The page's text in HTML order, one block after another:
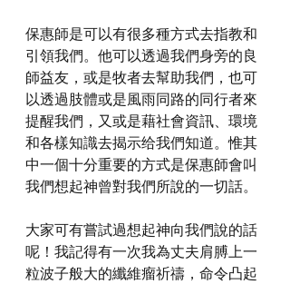
保惠師是可以有很多種方式去指教和
引領我們。他可以透過我們身旁的良
師益友，或是牧者去幫助我們，也可
以透過肢體或是風雨同路的同行者來
提醒我們，又或是藉社會資訊、環境
和各樣知識去揭示给我們知道。惟其
中一個十分重要的方式是保惠師會叫
我們想起神曾對我們所說的一切話。
大家可有嘗試過想起神向我們說的話
呢！我記得有一次我為丈夫肩膊上一
粒波子般大的纖維瘤祈禱，命令凸起